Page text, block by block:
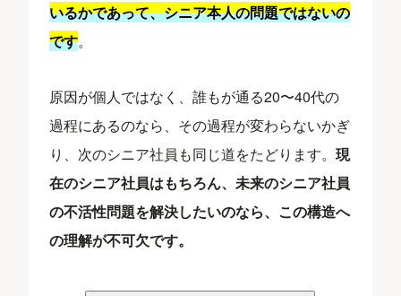
いるかであって、シニア本人の問題ではないの
です。
原因が個人ではなく、誰もが通る20〜40代の
過程にあるのなら、その過程が変わらないかぎ
り、次のシニア社員も同じ道をたどります。現
在のシニア社員はもちろん、未来のシニア社員
の不活性問題を解決したいのなら、この構造へ
の理解が不可欠です。